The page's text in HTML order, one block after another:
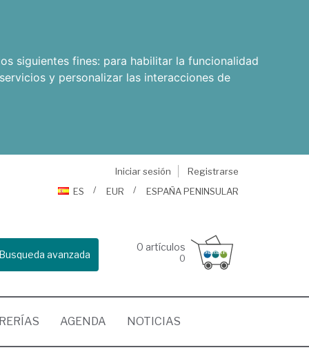
siguientes fines: para habilitar la funcionalidad
y personalizar las interacciones de
Iniciar sesión
Registrarse
ES
EUR ESPAÑA PENINSULAR
Busqueda avanzada
0 artículos
0
AGENDA NOTICIAS